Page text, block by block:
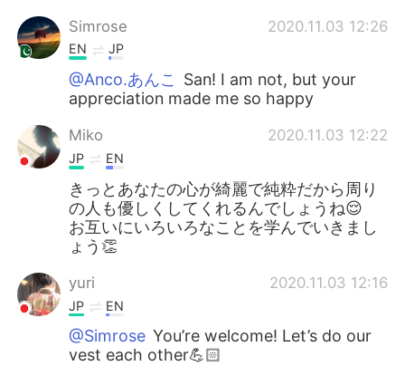
Português
Simrose 2020.11.03 12:26
EN JP
@Anco.あんこ
San! I am not, but your
appreciation made me so happy
Miko 2020.11.03 12:22
JP EN
きっとあなたの心が綺麗で純粋だから周り
の人も優しくしてくれるんでしょうね😌
お互いにいろいろなことを学んでいきまし
ょう👏
yuri 2020.11.03 12:16
JP EN
@Simrose You’re welcome! Let’s do our
vest each other💪🏻